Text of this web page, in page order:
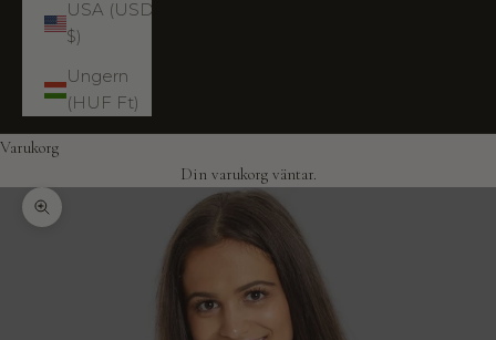
USA (USD
$)
Ungern
(HUF Ft)
Varukorg
Din varukorg väntar.
Zooma